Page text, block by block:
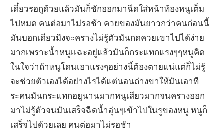
เดี๋ยวรอกูด้วยแล้วมันก็ชักออกมาฉีดใส่หน้าท้องหนูเต็ม
ไปหมด คนต่อมาไม่รอช้า ควยของมันยาวกว่าคนก่อนนี้
มันบอกเดียวมึงจะครางไม่รู้ตัวมันกดควยเขาไปได้ง่าย
มากเพราะน้ำหนูเเฉะอยู่แล้วมันก็กระแทกแรงๆๆหนูคิด
ในใจว่าถ้าหนูโดนเอาแรงๆอย่างนี้ต้องตายแน่แต่ก็ไม่รู้
จะช่วยตัวเองได้อย่างไรได้แต่นอนถ่างขาให้มันเอาที
ระคนมันกระแทกอยูนานมากหนูเสียวมากจนครางออก
มาไม่รู้ตัวจนมันเสร็จฉีดน้ำอุ่นๆเข้าไปในรูของหนู หนูก็
เสร็จไปด้วยเลย คนต่อมาไม่รอช้า